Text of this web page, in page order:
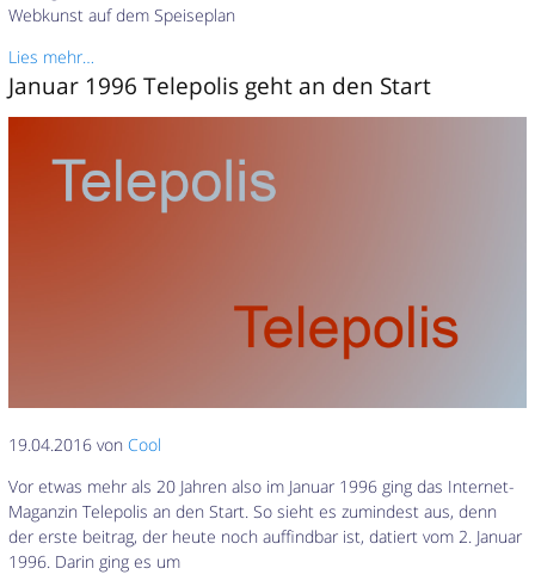
Webkunst auf dem Speiseplan
Lies mehr…
Januar 1996 Telepolis geht an den Start
19.04.2016 vonCool
Vor etwas mehr als 20 Jahren also im Januar 1996 ging das Internet-
Maganzin Telepolis an den Start. So sieht es zumindest aus, denn
der erste beitrag, der heute noch auffindbar ist, datiert vom 2. Januar
1996. Darin ging es um